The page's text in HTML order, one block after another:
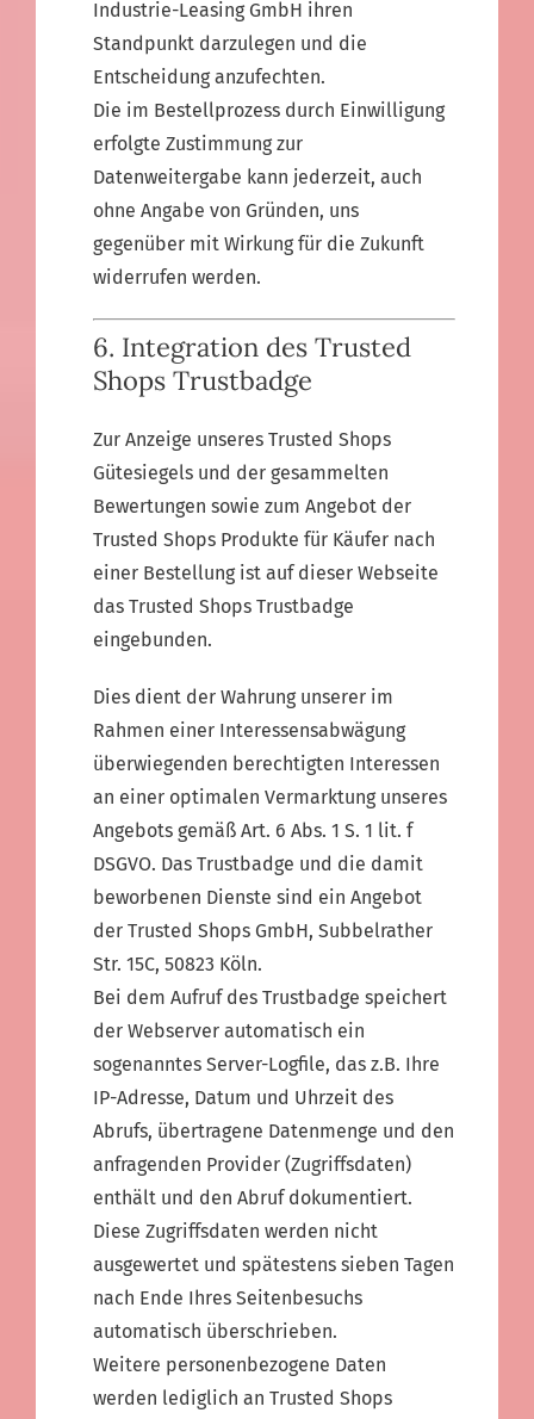
Industrie-Leasing GmbH ihren
Standpunkt darzulegen und die
Entscheidung anzufechten.
Die im Bestellprozess durch Einwilligung
erfolgte Zustimmung zur
Datenweitergabe kann jederzeit, auch
ohne Angabe von Gründen, uns
gegenüber mit Wirkung für die Zukunft
widerrufen werden.
6. Integration des Trusted
Shops Trustbadge
Zur Anzeige unseres Trusted Shops
Gütesiegels und der gesammelten
Bewertungen sowie zum Angebot der
Trusted Shops Produkte für Käufer nach
einer Bestellung ist auf dieser Webseite
das Trusted Shops Trustbadge
eingebunden.
Dies dient der Wahrung unserer im
Rahmen einer Interessensabwägung
überwiegenden berechtigten Interessen
an einer optimalen Vermarktung unseres
Angebots gemäß Art. 6 Abs. 1 S. 1 lit. f
DSGVO. Das Trustbadge und die damit
beworbenen Dienste sind ein Angebot
der Trusted Shops GmbH, Subbelrather
Str. 15C, 50823 Köln.
Bei dem Aufruf des Trustbadge speichert
der Webserver automatisch ein
sogenanntes Server-Logfile, das z.B. Ihre
IP-Adresse, Datum und Uhrzeit des
Abrufs, übertragene Datenmenge und den
anfragenden Provider (Zugriffsdaten)
enthält und den Abruf dokumentiert.
Diese Zugriffsdaten werden nicht
ausgewertet und spätestens sieben Tagen
nach Ende Ihres Seitenbesuchs
automatisch überschrieben.
Weitere personenbezogene Daten
werden lediglich an Trusted Shops